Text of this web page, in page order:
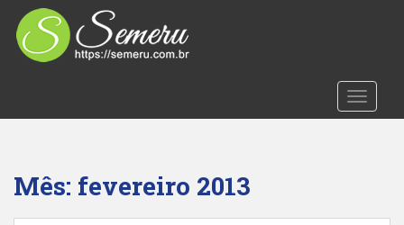
Mês: fevereiro 2013